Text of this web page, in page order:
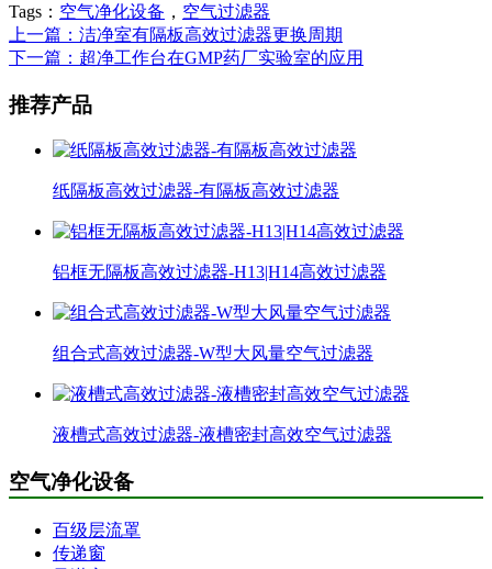
Tags： 空气净化设备 ， 空气过滤器
上一篇：洁净室有隔板高效过滤器更换周期
下一篇：超净工作台在GMP药厂实验室的应用
推荐产品
纸隔板高效过滤器-有隔板高效过滤器
铝框无隔板高效过滤器-H13|H14高效过滤器
组合式高效过滤器-W型大风量空气过滤器
液槽式高效过滤器-液槽密封高效空气过滤器
空气净化设备
百级层流罩
传递窗